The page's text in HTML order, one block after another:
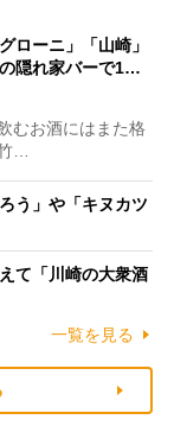
ローニ」「山崎」
の隠れ家バーで1…
むお酒にはまた格
…
う」や「キヌカツ
て「川崎の大衆酒
一覧を見る